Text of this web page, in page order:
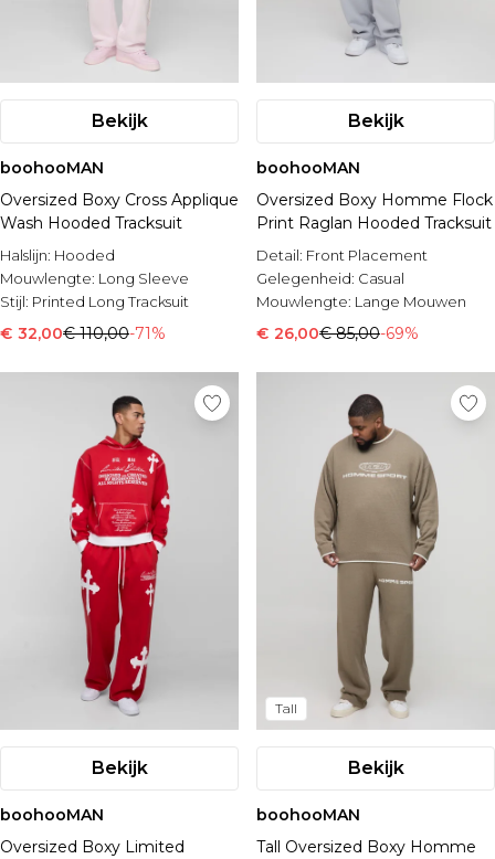
Bekijk
boohooMAN
Oversized Boxy Cross Applique
Wash Hooded Tracksuit
Halslijn: Hooded
Mouwlengte: Long Sleeve
Stijl: Printed Long Tracksuit
€ 32,00€ 110,00-71%
Bekijk
boohooMAN
Oversized Boxy Homme Flock
Print Raglan Hooded Tracksuit
Detail: Front Placement
Gelegenheid: Casual
Mouwlengte: Lange Mouwen
€ 26,00€ 85,00-69%
Bekijk
boohooMAN
Oversized Boxy Limited
Tall
Bekijk
boohooMAN
Tall Oversized Boxy Homme